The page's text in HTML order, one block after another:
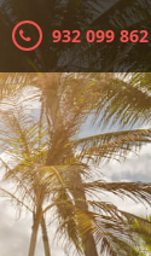
932 099 862